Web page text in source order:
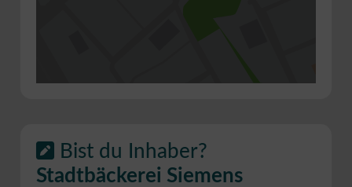
Bist du Inhaber?
Stadtbäckerei Siemens